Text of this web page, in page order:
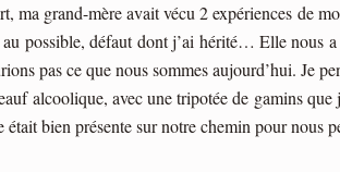
ma grand-mère avait vécu 2 expériences de
possible, défaut dont j’ai hérité… Elle nous
pas ce que nous sommes aujourd’hui. Je
alcoolique, avec une tripotée de gamins que
bien présente sur notre chemin pour nous